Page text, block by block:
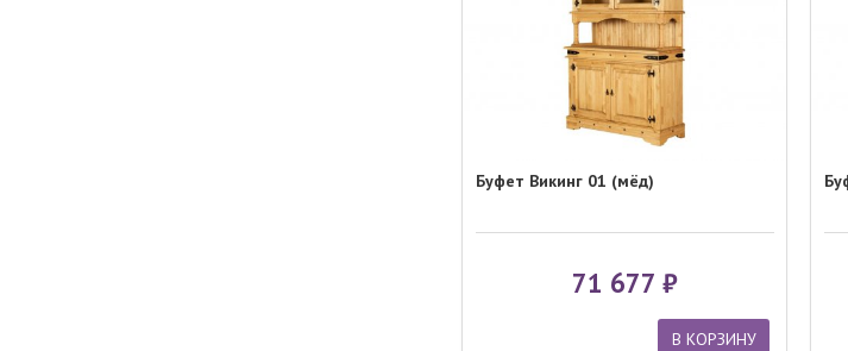
Буфет Викинг 01 (мёд)
71 677
В КОРЗИНУ